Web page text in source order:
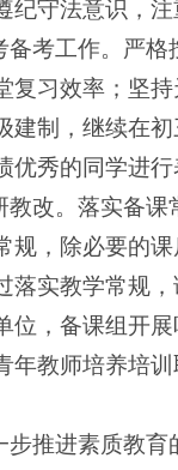
守法意识，注
考工作。严
复习效率；坚
建制，继续在
秀的同学进
改。落实备
规，除必要的
落实教学常规
位，备课组开
年教师培养培
推进素质教